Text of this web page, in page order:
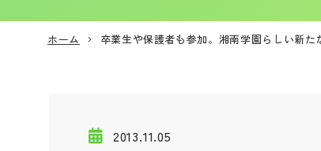
ホーム 卒業生や保護者も参加。湘南学園らしい新た
2013.11.05